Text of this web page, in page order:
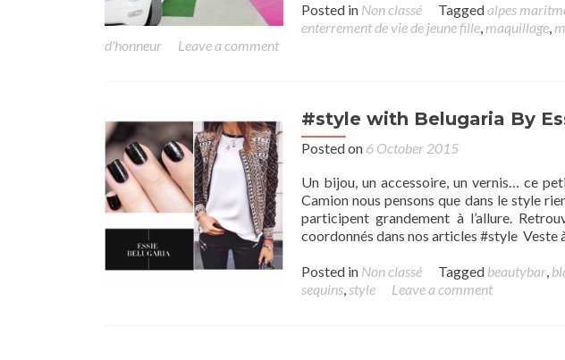
Posted in Non classé Taggedalpes
enterrement de vie de jeune fille, maquillage,
d'honneur
Leave a comment
#style with Belugaria By
Posted on 6 October 2015
Un bijou, un accessoire, un vernis… ce
Camion nous pensons que dans le style
participent grandement à l’allure.
coordonnés dans nos articles #style Veste
Posted in Non classé Tagged beautybar,
sequins,style Leave a comment